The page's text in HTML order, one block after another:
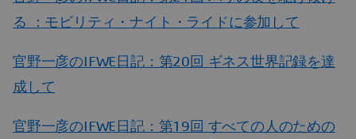
る ：モビリティ・ナイト・ライドに参加して
官野一彦のIFWE日記：第20回 ギネス世界記録を達
成して
官野一彦のIFWE日記：第19回 すべての人のための